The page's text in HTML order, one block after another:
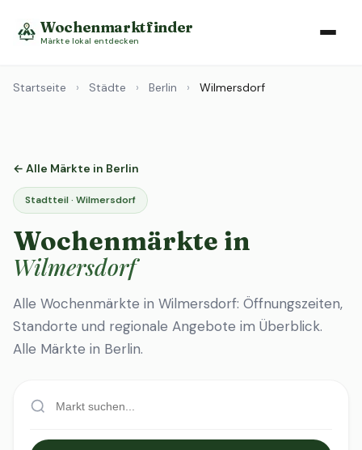
Wochenmarktfinder
Märkte lokal entdecken
Startseite › Städte › Berlin › Wilmersdorf
← Alle Märkte in Berlin
Stadtteil · Wilmersdorf
Wochenmärkte in
Wilmersdorf
Alle Wochenmärkte in Wilmersdorf: Öffnungszeiten,
Standorte und regionale Angebote im Überblick.
Alle Märkte in Berlin.